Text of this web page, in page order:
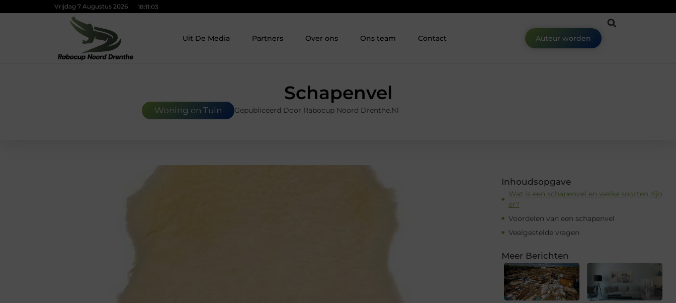
Vrijdag 7 Augustus 2026 18:11:04
Uit De Media Partners Over ons Ons team Contact Auteur worden
Schapenvel
Woning en Tuin Gepubliceerd Door Rabocup Noord Drenthe.nl
Inhoudsopgave
Wat is een schapenvel en welke soorten zijn
er?
Voordelen van een schapenvel
Veelgestelde vragen
Meer Berichten